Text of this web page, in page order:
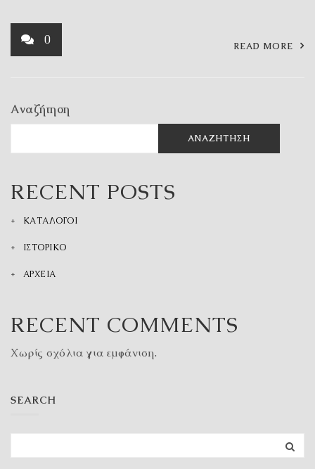
READ MORE
0
Αναζήτηση
ΑΝΑΖΉΤΗΣΗ
RECENT POSTS
ΚΑΤΑΛΟΓΟΙ
ΙΣΤΟΡΙΚΟ
ΑΡΧΕΙΑ
RECENT COMMENTS
Χωρίς σχόλια για εμφάνιση.
SEARCH